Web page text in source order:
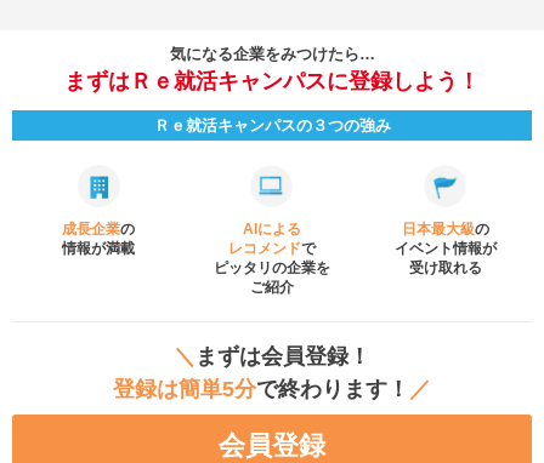
気になる企業をみつけたら…
まずはＲｅ就活キャンパスに登録しよう！
Ｒｅ就活キャンパスの３つの強み
成長企業の
情報が満載
AIによる
レコメンドで
ピッタリの企業を
ご紹介
日本最大級の
イベント情報が
受け取れる
＼ まずは会員登録！
登録は簡単5分で終わります！ ／
会員登録